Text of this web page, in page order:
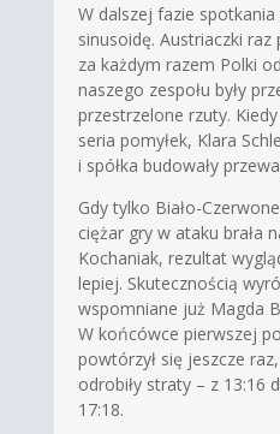
W dalszej fazie
sinusoidę. Austriaczki raz
za każdym razem Polki
naszego zespołu były
przestrzelone rzuty.
seria pomyłek, Klara
i spółka budowały
Gdy tylko Biało-
ciężar gry w ataku brała
Kochaniak, rezultat
lepiej. Skutecznością
wspomniane już Magda
W końcówce pierwszej
powtórzył się jeszcze
odrobiły straty – z 13:16
17:18.